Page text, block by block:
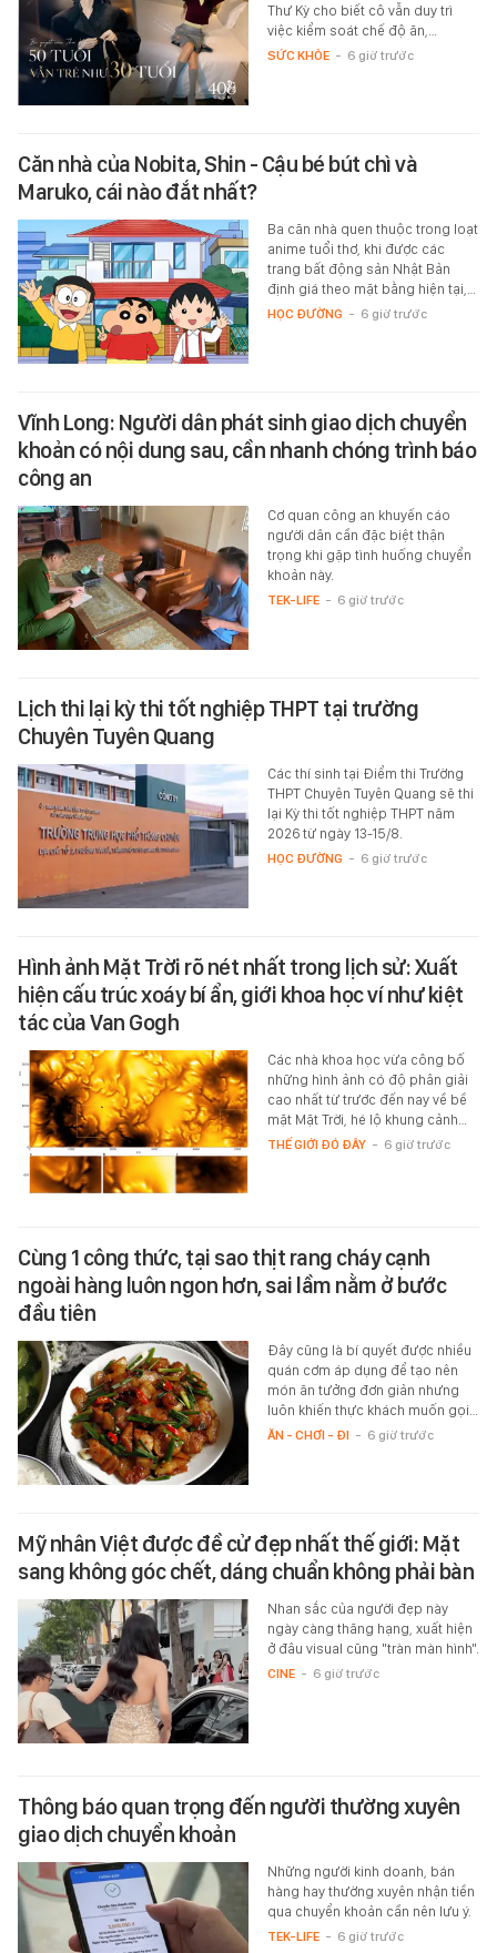
Thư Kỳ cho biết cô vẫn duy trì
việc kiểm soát chế độ ăn,…
SỨC KHỎE - 6 giờ trước
Căn nhà của Nobita, Shin - Cậu bé bút chì và
Maruko, cái nào đắt nhất?
Ba căn nhà quen thuộc trong loạt
anime tuổi thơ, khi được các
trang bất động sản Nhật Bản
định giá theo mặt bằng hiện tại,…
HỌC ĐƯỜNG - 6 giờ trước
Vĩnh Long: Người dân phát sinh giao dịch chuyển
khoản có nội dung sau, cần nhanh chóng trình báo
công an
Cơ quan công an khuyến cáo
người dân cần đặc biệt thận
trọng khi gặp tình huống chuyển
khoản này.
TEK-LIFE - 6 giờ trước
Lịch thi lại kỳ thi tốt nghiệp THPT tại trường
Chuyên Tuyên Quang
Các thí sinh tại Điểm thi Trường
THPT Chuyên Tuyên Quang sẽ thi
lại Kỳ thi tốt nghiệp THPT năm
2026 từ ngày 13-15/8.
HỌC ĐƯỜNG - 6 giờ trước
Hình ảnh Mặt Trời rõ nét nhất trong lịch sử: Xuất
hiện cấu trúc xoáy bí ẩn, giới khoa học ví như kiệt
tác của Van Gogh
Các nhà khoa học vừa công bố
những hình ảnh có độ phân giải
cao nhất từ trước đến nay về bề
mặt Mặt Trời, hé lộ khung cảnh…
THẾ GIỚI ĐÓ ĐÂY - 6 giờ trước
Cùng 1 công thức, tại sao thịt rang cháy cạnh
ngoài hàng luôn ngon hơn, sai lầm nằm ở bước
đầu tiên
Đây cũng là bí quyết được nhiều
quán cơm áp dụng để tạo nên
món ăn tưởng đơn giản nhưng
luôn khiến thực khách muốn gọi…
ĂN - CHƠI - ĐI - 6 giờ trước
Mỹ nhân Việt được đề cử đẹp nhất thế giới: Mặt
sang không góc chết, dáng chuẩn không phải bàn
Nhan sắc của người đẹp này
ngày càng thăng hạng, xuất hiện
ở đâu visual cũng "tràn màn hình".
CINE - 6 giờ trước
Thông báo quan trọng đến người thường xuyên
giao dịch chuyển khoản
Những người kinh doanh, bán
hàng hay thường xuyên nhận tiền
qua chuyển khoản cần nên lưu ý.
TEK-LIFE - 6 giờ trước